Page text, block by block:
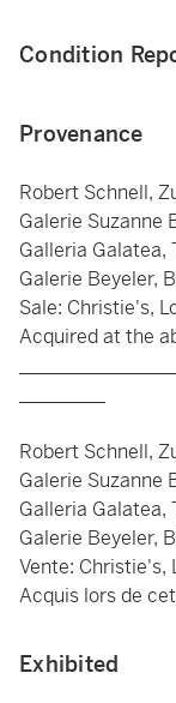
Condition
Provenance
Robert Schnell,
Galerie Suzanne
Galleria Galatea,
Galerie Beyeler,
Sale: Christie's,
Acquired at the
Robert Schnell,
Galerie Suzanne
Galleria Galatea,
Galerie Beyeler,
Vente: Christie's,
Acquis lors de
Exhibited